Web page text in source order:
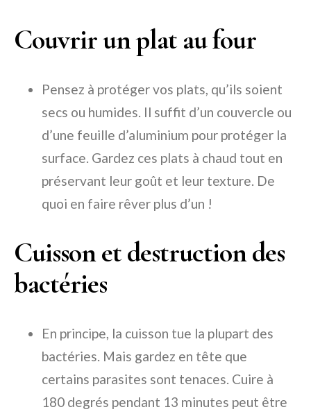
Couvrir un plat au four
Pensez à protéger vos plats, qu’ils soient
secs ou humides. Il suffit d’un couvercle ou
d’une feuille d’aluminium pour protéger la
surface. Gardez ces plats à chaud tout en
préservant leur goût et leur texture. De
quoi en faire rêver plus d’un !
Cuisson et destruction des
bactéries
En principe, la cuisson tue la plupart des
bactéries. Mais gardez en tête que
certains parasites sont tenaces. Cuire à
180 degrés pendant 13 minutes peut être